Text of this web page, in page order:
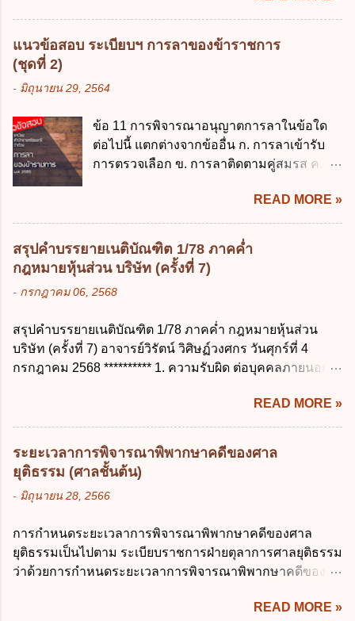
บัญญัติเงินคงคลัง พ.ศ. 2491 ง. ระเบียบ
กระทรวงการคลัง ว่าด้วยการเบิกเงินจากคลัง
การรับเงิน การจ่ายเงิน การเก็บรักษาเงิน และ
สำรองจ่ายได้แห่งละไม่เกินเท่าใร ก. 100,000
บาท ข. 50,000 บาท ค. 30,000 บาท ง. 10,000
บาท ข้อ 4 ดอกเบี้ยที่เกิดจากการนำเงินทดรอง
ควบคุมข้อมูลส่วนบุคคลต้องแก้ไขข้อมูลส่วน
บุคคลตามหลักการข้อใด ก. ถูกต้อง เป็น
กฎหมายคุ้มครองข้อมูลส่วนบุคคล ในกรณีผู้
ข้อมูลส่วนบุคคลให้ถูกต้อง ก. ร้องทุกข์ ข. ร้อง
เรียน ค. อุทธรณ์ ง. ฟ้องร้อง ข้อ 44 หลักการ
สำคัญของสิทธิในการลบข้อมูลส่วนบุคคล คือ
ลบข้อมูลส่วนบุคคล ข. ขอให้ทำลายข้อมูล
ส่วนบุคคล ค. ทำให้ข้อมูลส่วนบุคคลไม่
สามารถระบุถึงตนได้ ง. ถูกทุกข้อ ข้อ 45
เงื่อนไข ในการใช้สิทธิลบข้อมูลส่วนบุคคล ข้อ
ส่วนบุคคลที่ไม่สมบูรณ์ ค. เจ้าของข้อมูลส่วน
บุคคลถอนความยินยอมในการเก็บรวบรวม
ใช้หรือเปิดเผยข้อมูลส่วนบุคคล ง. ข้อมูลส่วน
บุคคลได้ถูกใช้ประมวลผลโดยไม่ชอบด้วย
แนวข้อสอบ ระเบียบฯ การลาของข้าราชการ
(ชุดที่ 2)
- มิถุนายน 29, 2564
ข้อ 11 การพิจารณาอนุญาตการลาในข้อใด
ต่อไปนี้ แตกต่างจากข้ออื่น ก. การลาเข้ารับ
การตรวจเลือก ข. การลาติดตามคู่สมรส ค.
ปฏิบัติการวิจัย หรือดูงาน ข้อ 12 ข้อใด ไม่ ถูก
ต้องเกี่ยวกับการลาไปช่วยเหลือภริยาที่คลอด
บุตร ก. ต้องเป็นภริยาโดยชอบด้วยกฎหมาย ข.
ลาได้เพียงครั้งเดียว ค. ต้องลาภายใน 90 วัน
นับแต่วันที่คลอดบุตร ง. ลาได้ครั้งหนึ่งติดต่อ
กันไม่เกิน 15 วันทำการ ข้อ 13 สิทธิลากิจส่วน
เกิน 90 วัน ข. ลาต่อเนื่องจากการคลอดบุตรได้
ไม่เกิน 90 วันทำการ ค. ลาได้ไม่เกิน 120 วัน
ง. ลาต่อเนื่องจากการคลอดบุตรได้ไม่เกิน 150
รัฐมนตรี ว่าด้วยการลาของข้าราชการ พ.ศ.
2555 กำหนดให้ข้าราชการที่รับราชการติดต่อ
กันมาแล้วไม่น้อยกว่า 10 ปี มีสิทธินำวันลาพัก
ผ่อนสะสมรวมกับวันลาพักผ่อนในปีปัจจุบันได้
15 การลาติดตามคู่สมรส ต้องมีระยะเวลาไม่
เกินกำหนดในข้อใดเพื่อมิให้มีผลเป็นการลา
ออกจากราชการ ก. ไม่เกิน 2 ปี ข. ไม่เกิน 3...
READ MORE »
สรุปคำบรรยายเนติบัณฑิต 1/78 ภาคค่ำ
กฎหมายหุ้นส่วน บริษัท (ครั้งที่ 7)
- กรกฎาคม 06, 2568
สรุปคำบรรยายเนติบัณฑิต 1/78 ภาคค่ำ กฎหมายหุ้นส่วน
บริษัท (ครั้งที่ 7) อาจารย์วิรัตน์ วิศิษฏ์วงศกร วันศุกร์ที่ 4
กรกฎาคม 2568 ********** 1. ความรับผิด ต่อบุคคลภายนอก
คนใดคนหนึ่งได้จัดทำไปในทางที่เป็น ธรรมดาการค้าขาย
ของห้างหุ้นส่วน ม.1050 , 1025 โดยพิจารณาตามสภาพแห่ง
กิจการ การงานของห้าง และประเพณีทางการค้า -หุ้นส่วน
ต้องจัดการในนามของห้าง ไม่ว่าจะมีมูลเหตุจูงใจเพราะทุจริต
หรือมีอำนาจจัดการหรือไม่ก็ตาม จึงเป็นไปตามหลักกฎหมาย
ปิดปากหุ้นส่วนคนอื่น และหลักลูกหนี้ร่วมตามม.291 เพื่อ
เกิดมูลหนี้ใดก็ตาม รวมถึงมูลละเมิด 1.1) กรณีห้างหุ้นส่วน
สามัญจดทะเบียน เมื่อห้าง ผิดนัด ชำระหนี้ เจ้าหนี้ของห้างฯ
ชอบที่จะเรียกให้ชำระหนี้เอาแต่ผู้เป็นหุ้นส่วนคนใคคนหนึ่ง
ห้างยังมีพอที่จะชำระหนี้ได้ และการที่จะบังคับเอาแก่ห้างนั้น
READ MORE »
ระยะเวลาการพิจารณาพิพากษาคดีของศาล
ยุติธรรม (ศาลชั้นต้น)
- มิถุนายน 28, 2566
การกำหนดระยะเวลาการพิจารณาพิพากษาคดีของศาล
ยุติธรรมเป็นไปตาม ระเบียบราชการฝ่ายตุลาการศาลยุติธรรม
ว่าด้วยการกำหนดระยะเวลาการพิจารณาพิพากษาคดีของ
ไว้เป็นอย่างอื่น ซึ่งมีผลใช้บังคับตั้งแต่วันที่ 24 มกราคม 2566
READ MORE »